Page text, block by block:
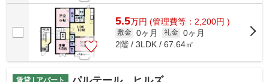
5.5万円 (管理費等：2,200円 )
敷金 0ヶ月 礼金 0ヶ月
2階 / 3LDK / 67.64㎡
賃貸 | アパート